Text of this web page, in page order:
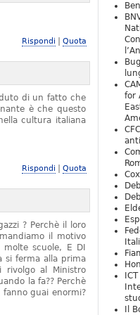
Rispondi Quota
di un fatto che
è che questo
cultura italiana
Rispondi Quota
? Perchè il loro
il motivo
scuole, E DI
si ferma alla prima
rivolgo al Ministro
la fa?? Perchè
fanno guai enormi?
for
Il